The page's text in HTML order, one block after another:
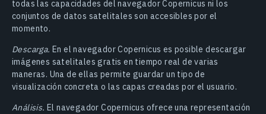
todas las capacidades del navegador Copernicus ni los
conjuntos de datos satelitales son accesibles por el
momento.
Descarga. En el navegador Copernicus es posible descargar
imágenes satelitales gratis en tiempo real de varias
maneras. Una de ellas permite guardar un tipo de
visualización concreta o las capas creadas por el usuario.
Análisis. El navegador Copernicus ofrece una representación